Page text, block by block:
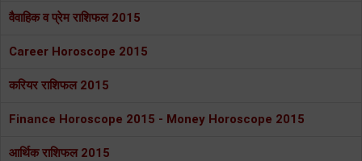
वैवाहिक व प्रेम राशिफल 2015
Career Horoscope 2015
करियर राशिफल 2015
Finance Horoscope 2015 - Money Horoscope 2015
आर्थिक राशिफल 2015